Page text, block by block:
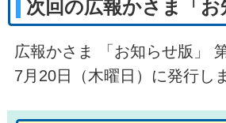
次回の広報かさま「お
広報かさま 「お知らせ版」
7月20日（木曜日）に発行し